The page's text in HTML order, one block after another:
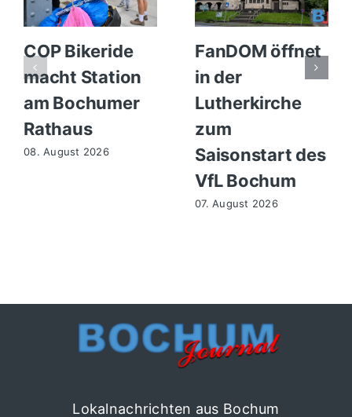
COP Bikeride
macht Station
am Bochumer
Rathaus
08. August 2026
FanDOM öffnet
in der
Lutherkirche
zum
Saisonstart des
VfL Bochum
07. August 2026
Lokalnachrichten aus Bochum